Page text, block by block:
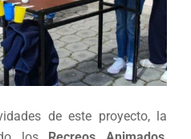
de este proyecto, la